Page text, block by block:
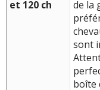
et 120 ch
de la
sont
boîte